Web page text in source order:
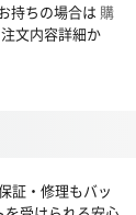
持ちの場合は 購
文内容詳細か
証・修理もバッ